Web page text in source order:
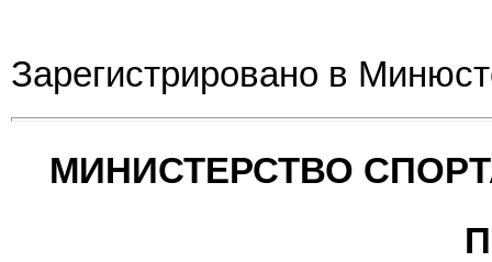
Зарегистрировано в
МИНИСТЕРСТВО